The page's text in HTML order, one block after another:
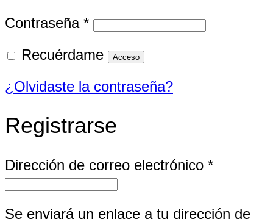
Contraseña *Obligatorio
Recuérdame
Acceso
¿Olvidaste la contraseña?
Registrarse
Dirección de correo electrónico *
Se enviará un enlace a tu dirección de